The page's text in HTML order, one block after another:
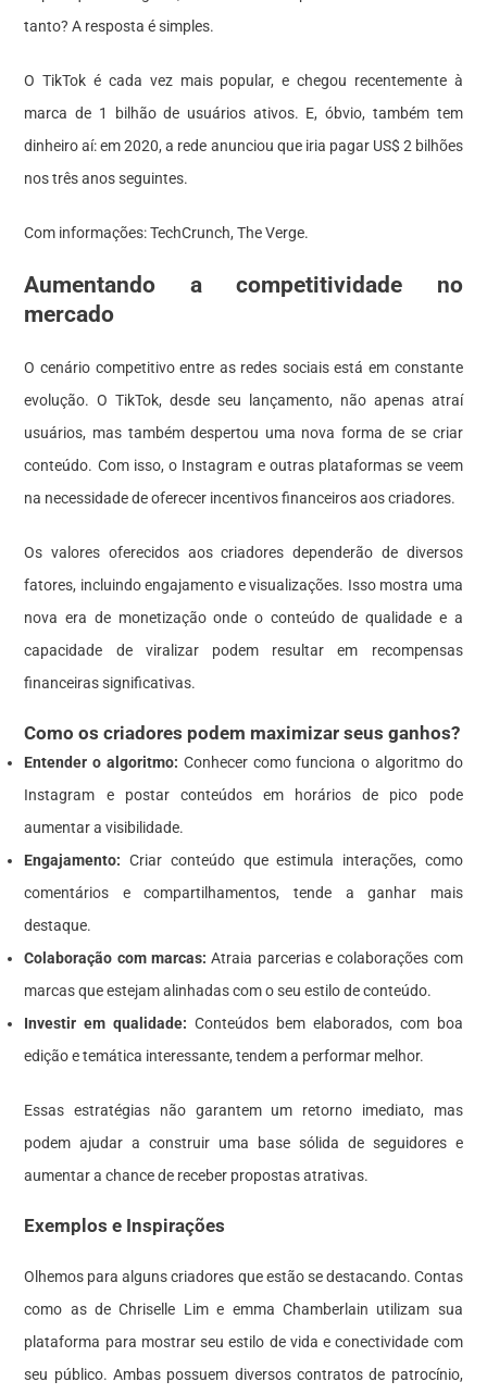
tanto? A resposta é simples.
O TikTok é cada vez mais popular, e chegou recentemente à
marca de 1 bilhão de usuários ativos. E, óbvio, também tem
dinheiro aí: em 2020, a rede anunciou que iria pagar US$ 2 bilhões
nos três anos seguintes.
Com informações: TechCrunch, The Verge.
Aumentando a competitividade no
mercado
O cenário competitivo entre as redes sociais está em constante
evolução. O TikTok, desde seu lançamento, não apenas atraí
usuários, mas também despertou uma nova forma de se criar
conteúdo. Com isso, o Instagram e outras plataformas se veem
na necessidade de oferecer incentivos financeiros aos criadores.
Os valores oferecidos aos criadores dependerão de diversos
fatores, incluindo engajamento e visualizações. Isso mostra uma
nova era de monetização onde o conteúdo de qualidade e a
capacidade de viralizar podem resultar em recompensas
financeiras significativas.
Como os criadores podem maximizar seus ganhos?
Entender o algoritmo: Conhecer como funciona o algoritmo do
Instagram e postar conteúdos em horários de pico pode
aumentar a visibilidade.
Engajamento: Criar conteúdo que estimula interações, como
comentários e compartilhamentos, tende a ganhar mais
destaque.
Colaboração com marcas: Atraia parcerias e colaborações com
marcas que estejam alinhadas com o seu estilo de conteúdo.
Investir em qualidade: Conteúdos bem elaborados, com boa
edição e temática interessante, tendem a performar melhor.
Essas estratégias não garantem um retorno imediato, mas
podem ajudar a construir uma base sólida de seguidores e
aumentar a chance de receber propostas atrativas.
Exemplos e Inspirações
Olhemos para alguns criadores que estão se destacando. Contas
como as de Chriselle Lim e emma Chamberlain utilizam sua
plataforma para mostrar seu estilo de vida e conectividade com
seu público. Ambas possuem diversos contratos de patrocínio,